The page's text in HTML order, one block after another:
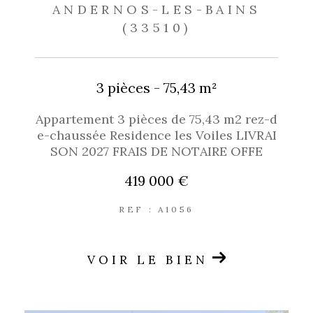
ANDERNOS-LES-BAINS
(33510)
3 pièces - 75,43 m²
Appartement 3 pièces de 75,43 m2 rez-d
e-chaussée Residence les Voiles LIVRAI
SON 2027 FRAIS DE NOTAIRE OFFE
419 000 €
REF : A1056
VOIR LE BIEN